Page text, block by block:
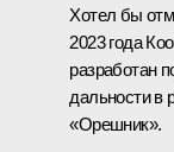
Хотел бы
2023 года
разработан
дальности в
«Орешник».